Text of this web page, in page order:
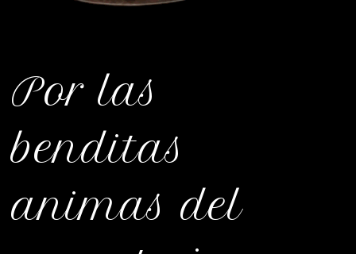
Por las
benditas
animas del